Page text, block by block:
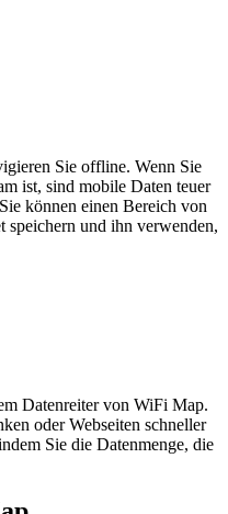
Sie offline. Wenn Sie
ist, sind mobile Daten teuer
können einen Bereich von
und ihn verwenden,
Datenreiter von WiFi Map.
oder Webseiten schneller
Sie die Datenmenge, die